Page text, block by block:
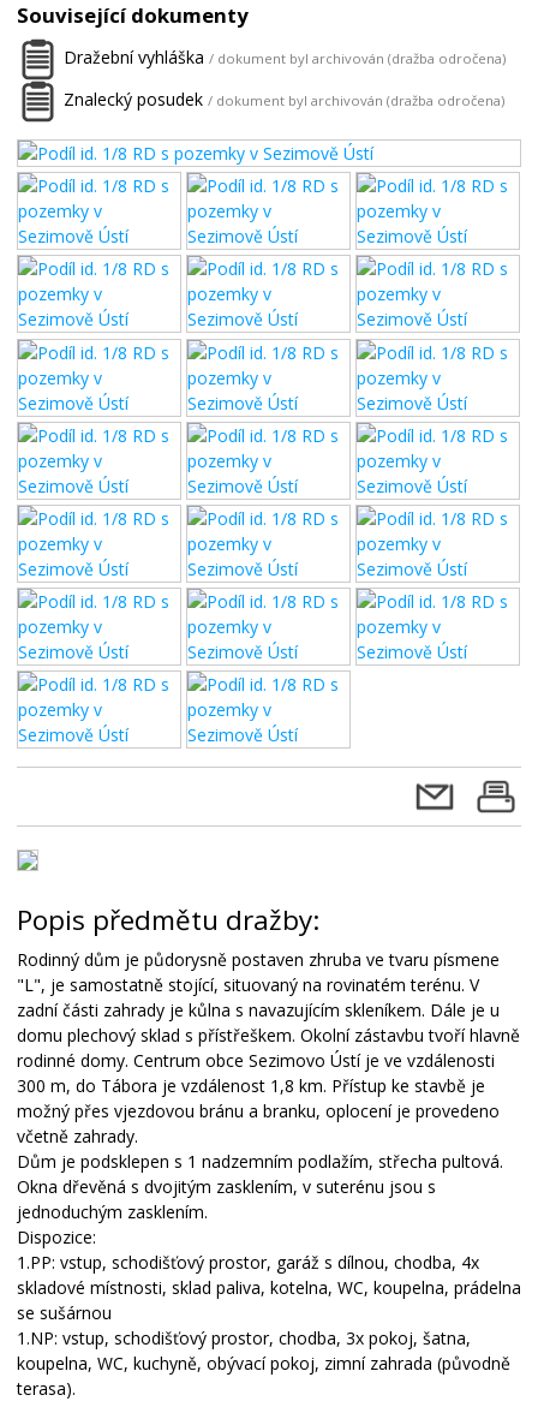
Související dokumenty
Dražební vyhláška / dokument byl archivován (dražba odročena)
Znalecký posudek / dokument byl archivován (dražba odročena)
Popis předmětu dražby:
Rodinný dům je půdorysně postaven zhruba ve tvaru písmene
"L", je samostatně stojící, situovaný na rovinatém terénu. V
zadní části zahrady je kůlna s navazujícím skleníkem. Dále je u
domu plechový sklad s přístřeškem. Okolní zástavbu tvoří hlavně
rodinné domy. Centrum obce Sezimovo Ústí je ve vzdálenosti
300 m, do Tábora je vzdálenost 1,8 km. Přístup ke stavbě je
možný přes vjezdovou bránu a branku, oplocení je provedeno
včetně zahrady.
Dům je podsklepen s 1 nadzemním podlažím, střecha pultová.
Okna dřevěná s dvojitým zasklením, v suterénu jsou s
jednoduchým zasklením.
Dispozice:
1.PP: vstup, schodišťový prostor, garáž s dílnou, chodba, 4x
skladové místnosti, sklad paliva, kotelna, WC, koupelna, prádelna
se sušárnou
1.NP: vstup, schodišťový prostor, chodba, 3x pokoj, šatna,
koupelna, WC, kuchyně, obývací pokoj, zimní zahrada (původně
terasa).